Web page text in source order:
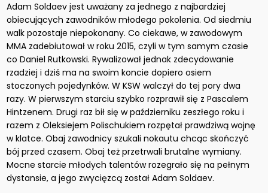
Adam Soldaev jest uważany za jednego z najbardziej
obiecujących zawodników młodego pokolenia. Od siedmiu
walk pozostaje niepokonany. Co ciekawe, w zawodowym
MMA zadebiutował w roku 2015, czyli w tym samym czasie
co Daniel Rutkowski. Rywalizował jednak zdecydowanie
rzadziej i dziś ma na swoim koncie dopiero osiem
stoczonych pojedynków. W KSW walczył do tej pory dwa
razy. W pierwszym starciu szybko rozprawił się z Pascalem
Hintzenem. Drugi raz bił się w październiku zeszłego roku i
razem z Oleksiejem Polischukiem rozpętał prawdziwą wojnę
w klatce. Obaj zawodnicy szukali nokautu chcąc skończyć
bój przed czasem. Obaj też przetrwali brutalne wymiany.
Mocne starcie młodych talentów rozegrało się na pełnym
dystansie, a jego zwycięzcą został Adam Soldaev.